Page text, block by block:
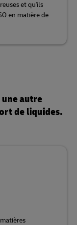
et qu'ils
en matière de
une autre
de liquides.